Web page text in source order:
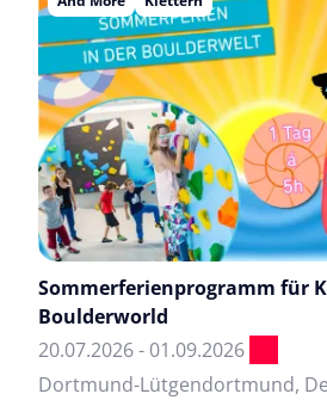
Sommerferienprogramm für
Boulderworld
20.07.2026 - 01.09.2026
Dortmund-Lütgendortmund,